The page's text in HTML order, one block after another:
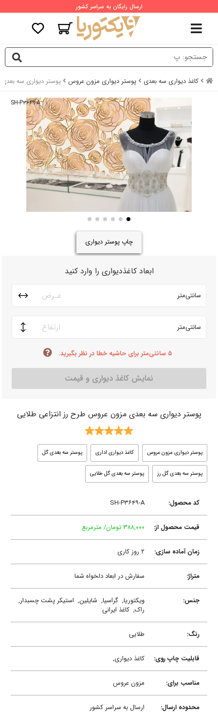
ارسال رایگان به سراسر کشور
کاغذ دیواری سه بعدی پوستر دیواری مزون عروس پوستر دیواری سه
SH-P۳۶۴۹-A
چاپ پوستر دیواری
ابعاد کاغذدیواری را وارد کنید
سانتی‌متر
سانتی‌متر
۵ سانتی‌متر برای حاشیه خطا در نظر بگیرید.
نمایش کاغذ دیواری و قیمت
پوستر دیواری سه بعدی مزون عروس طرح رز انتزاعی طلایی
پوستر دیواری مزون عروس کاغذ دیواری اداری پوستر سه بعدی گل
پوستر سه بعدی گل رز پوستر سه بعدی گل طلایی
کد محصول: SH-P۳۶۴۹-A
قیمت محصول از: ۳۸۸,۰۰۰ تومان/ مترمربع
زمان آماده سازی: ۲ روز کاری
متراژ: سفارش در ابعاد دلخواه شما
جنس: ویکتوریا,گراسیا, شایلین, استیکر پشت چسبدار,
راک,کاغذ ایرانی
رنگ: طلایی
قابلیت چاپ روی: کاغذ دیواری,
مناسب برای: مزون عروس
محدوده ارسال: ارسال به سراسر کشور